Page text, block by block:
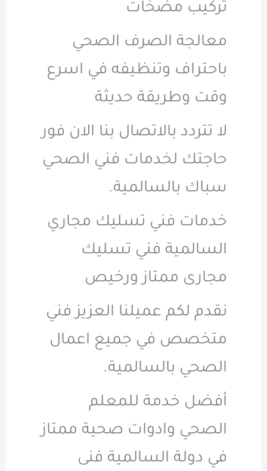
تركيب مضخات
معالجة الصرف الصحي
باحتراف وتنظيفه في اسرع
وقت وطريقة حديثة
لا تتردد بالاتصال بنا الان فور
حاجتك لخدمات فني الصحي
سباك بالسالمية.
خدمات فني تسليك مجاري
السالمية فني تسليك
مجارى ممتاز ورخيص
نقدم لكم عميلنا العزيز فني
متخصص في جميع اعمال
الصحي بالسالمية.
أفضل خدمة للمعلم
الصحي وادوات صحية ممتاز
في دولة السالمية فنى